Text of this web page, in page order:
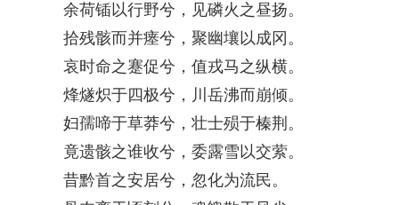
余荷锸以行野兮，见磷火之昼扬。
拾残骸而并瘗兮，聚幽壤以成冈。
哀时命之蹇促兮，值戎马之纵横。
烽燧炽于四极兮，川岳沸而崩倾。
妇孺啼于草莽兮，壮士殒于榛荆。
竟遗骸之谁收兮，委露雪以交萦。
昔黔首之安居兮，忽化为流民。